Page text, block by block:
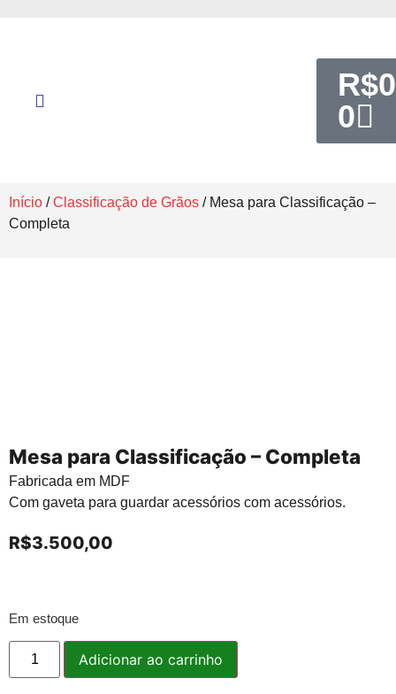
R$
0
Início /Classificação de Grãos / Mesa para Classificação –
Completa
Mesa para Classificação – Completa
Fabricada em MDF
Com gaveta para guardar acessórios com acessórios.
R$3.500,00
Em estoque
Adicionar ao carrinho